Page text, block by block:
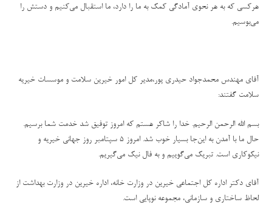
هرکسی که به هر نحوی آمادگی کمک به ما را دارد، ما استقبال می‌کنیم و دستش را
می‌بوسیم.
آقای مهندس محمدجواد حیدری پور،مدیر کل امور خیرین سلامت و موسسات خیریه
سلامت گفتند:
بسم الله الرحمن الرحیم. خدا را شاکر هستم که امروز توفیق شد خدمت شما برسیم.
حال ما با آمدن به این‌جا بسیار خوب شد. امروز ۵ سپتامبر روز جهانی خیریه و
نیکوکاری است‌. تبریک می‌گوییم و به فال نیک می‌گیریم.
آقای دکتر اداره کل اجتماعی خیرین در وزارت خانه، اداره خیرین در وزارت بهداشت از
لحاظ ساختاری و سازمانی، مجموعه نوپایی است.